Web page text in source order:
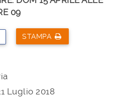
09
STAMPA
Luglio 2018